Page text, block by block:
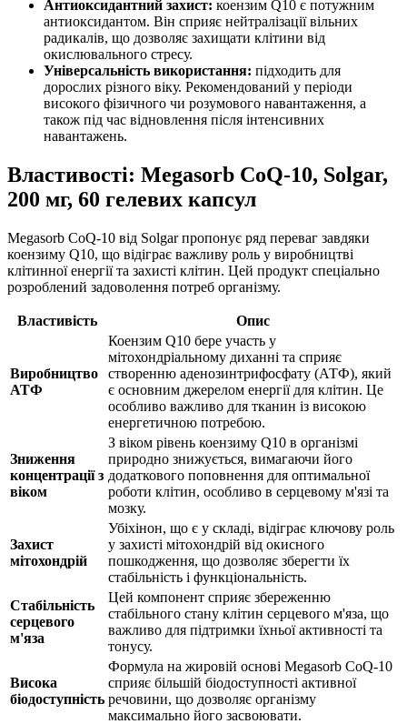
Антиоксидантний захист: коензим Q10 є потужним
антиоксидантом. Він сприяє нейтралізації вільних
радикалів, що дозволяє захищати клітини від
окислювального стресу.
Універсальність використання: підходить для
дорослих різного віку. Рекомендований у періоди
високого фізичного чи розумового навантаження, а
також під час відновлення після інтенсивних
навантажень.
Властивості: Megasorb CoQ-10, Solgar,
200 мг, 60 гелевих капсул
Megasorb CoQ-10 від Solgar пропонує ряд переваг завдяки
коензиму Q10, що відіграє важливу роль у виробництві
клітинної енергії та захисті клітин. Цей продукт спеціально
розроблений задоволення потреб організму.
Властивість Опис
Виробництво
АТФ
Коензим Q10 бере участь у
мітохондріальному диханні та сприяє
створенню аденозинтрифосфату (АТФ), який
є основним джерелом енергії для клітин. Це
особливо важливо для тканин із високою
енергетичною потребою.
Зниження
концентрації з
віком
З віком рівень коензиму Q10 в організмі
природно знижується, вимагаючи його
додаткового поповнення для оптимальної
роботи клітин, особливо в серцевому м'язі та
мозку.
Захист
мітохондрій
Убіхінон, що є у складі, відіграє ключову роль
у захисті мітохондрій від окисного
пошкодження, що дозволяє зберегти їх
стабільність і функціональність.
Стабільність
серцевого
м'яза
Цей компонент сприяє збереженню
стабільного стану клітин серцевого м'яза, що
важливо для підтримки їхньої активності та
тонусу.
Висока
біодоступність
Формула на жировій основі Megasorb CoQ-10
сприяє більшій біодоступності активної
речовини, що дозволяє організму
максимально його засвоювати.